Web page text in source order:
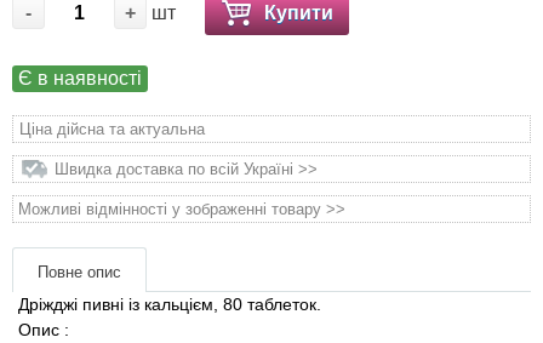
-
+ шт Купити
Є в наявності
Ціна дійсна та актуальна
Швидка доставка по всій Україні >>
Можливі відмінності у зображенні товару >>
Повне опис
Дріжджі пивні із кальцієм, 80 таблеток.
Опис :
матеріали
Подарункові сертифікати
Товари для голубів
Товари для гризунів